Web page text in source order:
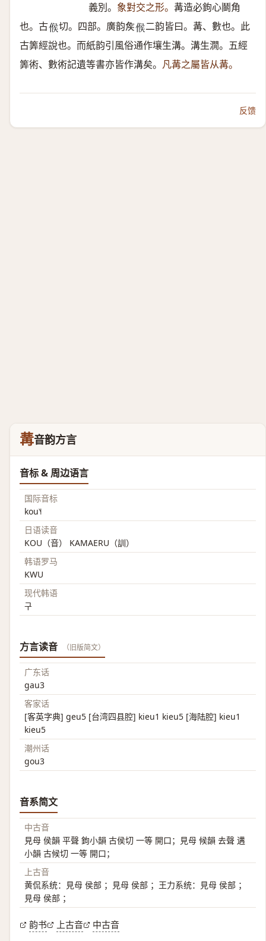
義別。 象對交之形。 冓造必鉤心鬬角
也。古𠋫 切。四部。廣韵矦𠋫 二韵皆曰。冓、數也。此
古筭經說也。而紙韵引風俗通作壤生溝。溝生㵎。五經
筭術、數術記遺等書亦皆作溝矣。 凡冓之屬皆从冓。
反馈
冓音韵方言
音标 & 周边语言
国际音标
kou˥˧
日语读音
KOU（音） KAMAERU（訓）
韩语罗马
KWU
现代韩语
구
方言读音 （旧版简文）
广东话
gau3
客家话
[客英字典] geu5 [台湾四县腔] kieu1 kieu5 [海陆腔] kieu1
kieu5
潮州话
gou3
音系简文
中古音
見母 侯韻 平聲 鉤小韻 古侯切 一等 開口；見母 候韻 去聲 遘
小韻 古候切 一等 開口；
上古音
黄侃系统：見母 侯部 ；見母 侯部 ；王力系统：見母 侯部 ；
見母 侯部 ；
韵书 上古音 中古音